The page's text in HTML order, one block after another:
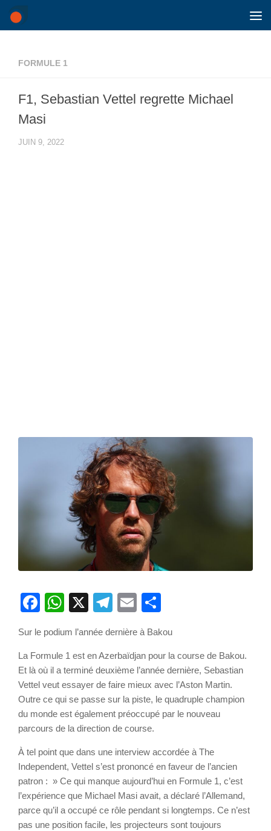
Skip to content
FORMULE 1
F1, Sebastian Vettel regrette Michael
Masi
JUIN 9, 2022
Facebook
WhatsApp
X Telegram
Email
Sur le podium l’année dernière à Bakou
La Formule 1 est en Azerbaïdjan pour la course de Bakou.
Et là où il a terminé deuxième l’année dernière, Sebastian
Vettel veut essayer de faire mieux avec l’Aston Martin.
Outre ce qui se passe sur la piste, le quadruple champion
du monde est également préoccupé par le nouveau
parcours de la direction de course.
À tel point que dans une interview accordée à The
Independent, Vettel s’est prononcé en faveur de l’ancien
patron : » Ce qui manque aujourd’hui en Formule 1, c’est
l’expérience que Michael Masi avait, a déclaré l’Allemand,
parce qu’il a occupé ce rôle pendant si longtemps. Ce n’est
pas une position facile, les projecteurs sont toujours